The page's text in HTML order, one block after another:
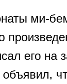
ми-
его на